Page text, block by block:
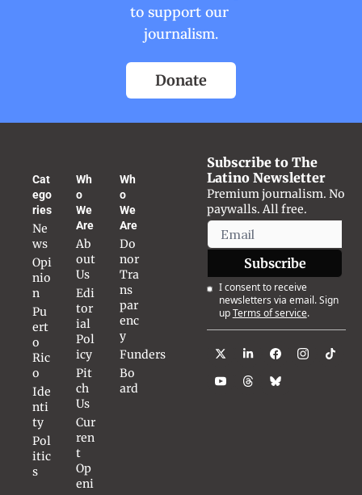
to support our
journalism.
Donate
Cat
ego
ries
Ne
ws
Opi
nio
n
Pu
ert
o
Ric
o
Ide
nti
ty
Pol
itic
s
Wh
o
We
Are
Ab
out
Us
Edi
tor
ial
Pol
icy
Pit
ch
Us
Cur
ren
t
Op
eni
Wh
o
We
Are
Do
nor
Tra
ns
par
enc
y
Funders
Bo
ard
Subscribe to The
Latino Newsletter
Premium journalism. No
paywalls. All free.
Subscribe
I consent to receive
newsletters via email. Sign
upTerms of service.